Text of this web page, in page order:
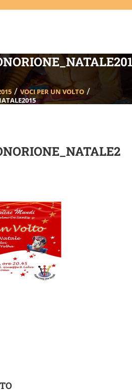
VOCI PER UN VOLTO